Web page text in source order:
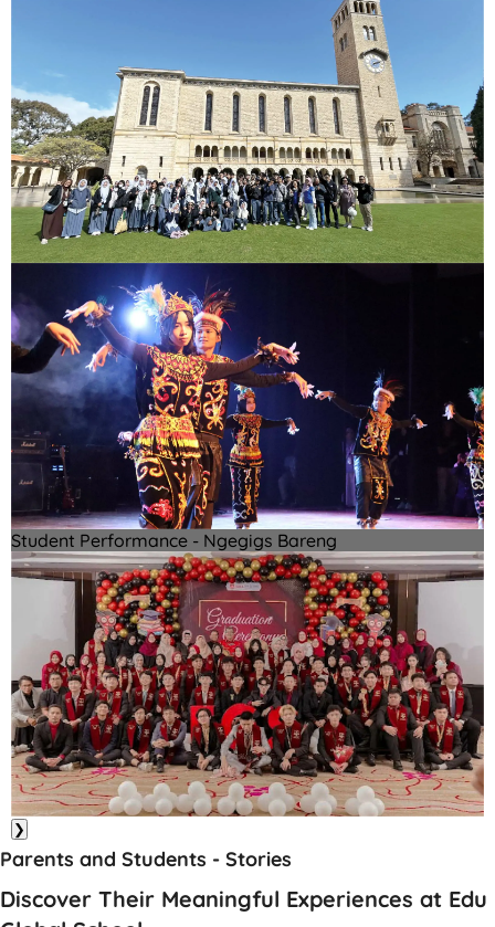
Student Performance - Ngegigs Bareng
❯
Parents and Students - Stories
Discover Their Meaningful Experiences at Edu